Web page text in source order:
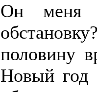
Он меня
половину
Новый год